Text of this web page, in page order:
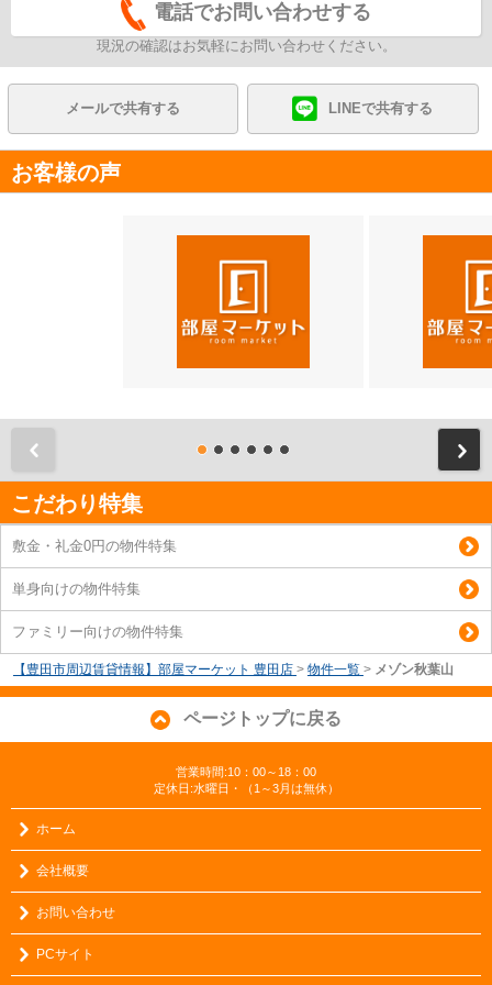
電話でお問い合わせする
現況の確認はお気軽にお問い合わせください。
メールで共有する LINEで共有する
お客様の声
こだわり特集
敷金・礼金0円の物件特集
単身向けの物件特集
ファミリー向けの物件特集
【豊田市周辺賃貸情報】部屋マーケット 豊田店 > 物件一覧 > メゾン秋葉山
ページトップに戻る
営業時間:10：00～18：00
定休日:水曜日・（1～3月は無休）
ホーム
会社概要
お問い合わせ
PCサイト